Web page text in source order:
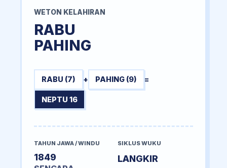
WETON KELAHIRAN
RABU
PAHING
RABU (7) + PAHING (9) =
NEPTU 16
TAHUN JAWA / WINDU
1849
SIKLUS WUKU
LANGKIR